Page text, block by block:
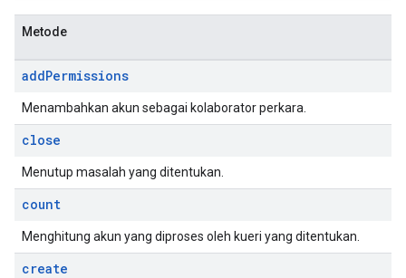
Metode
addPermissions
Menambahkan akun sebagai kolaborator perkara.
close
Menutup masalah yang ditentukan.
count
Menghitung akun yang diproses oleh kueri yang ditentukan.
create